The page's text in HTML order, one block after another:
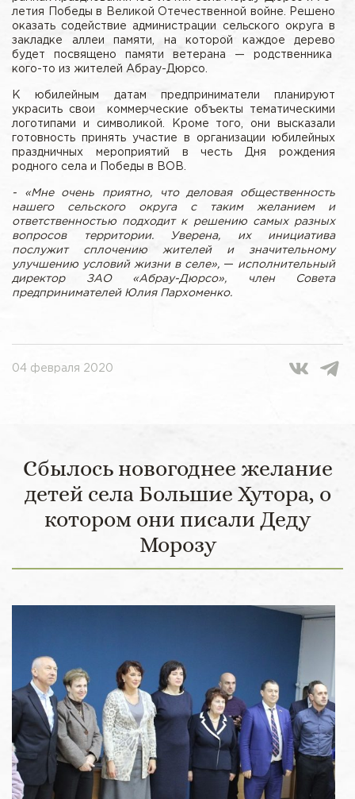
летия Победы в Великой Отечественной войне. Решено
оказать содействие администрации сельского округа в
закладке аллеи памяти, на которой каждое дерево
будет посвящено памяти ветерана — родственника
кого-то из жителей Абрау-Дюрсо.
К юбилейным датам предприниматели планируют
украсить свои коммерческие объекты тематическими
логотипами и символикой. Кроме того, они высказали
готовность принять участие в организации юбилейных
праздничных мероприятий в честь Дня рождения
родного села и Победы в ВОВ.
- «Мне очень приятно, что деловая общественность
нашего сельского округа с таким желанием и
ответственностью подходит к решению самых разных
вопросов территории. Уверена, их инициатива
послужит сплочению жителей и значительному
улучшению условий жизни в селе», — исполнительный
директор ЗАО «Абрау-Дюрсо», член Совета
предпринимателей Юлия Пархоменко.
04 февраля 2020
Сбылось новогоднее желание
детей села Большие Хутора, о
котором они писали Деду
Морозу